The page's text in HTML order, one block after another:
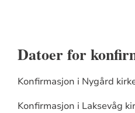
Datoer for
Konfirmasjon i Nygård
Konfirmasjon i Laksevåg